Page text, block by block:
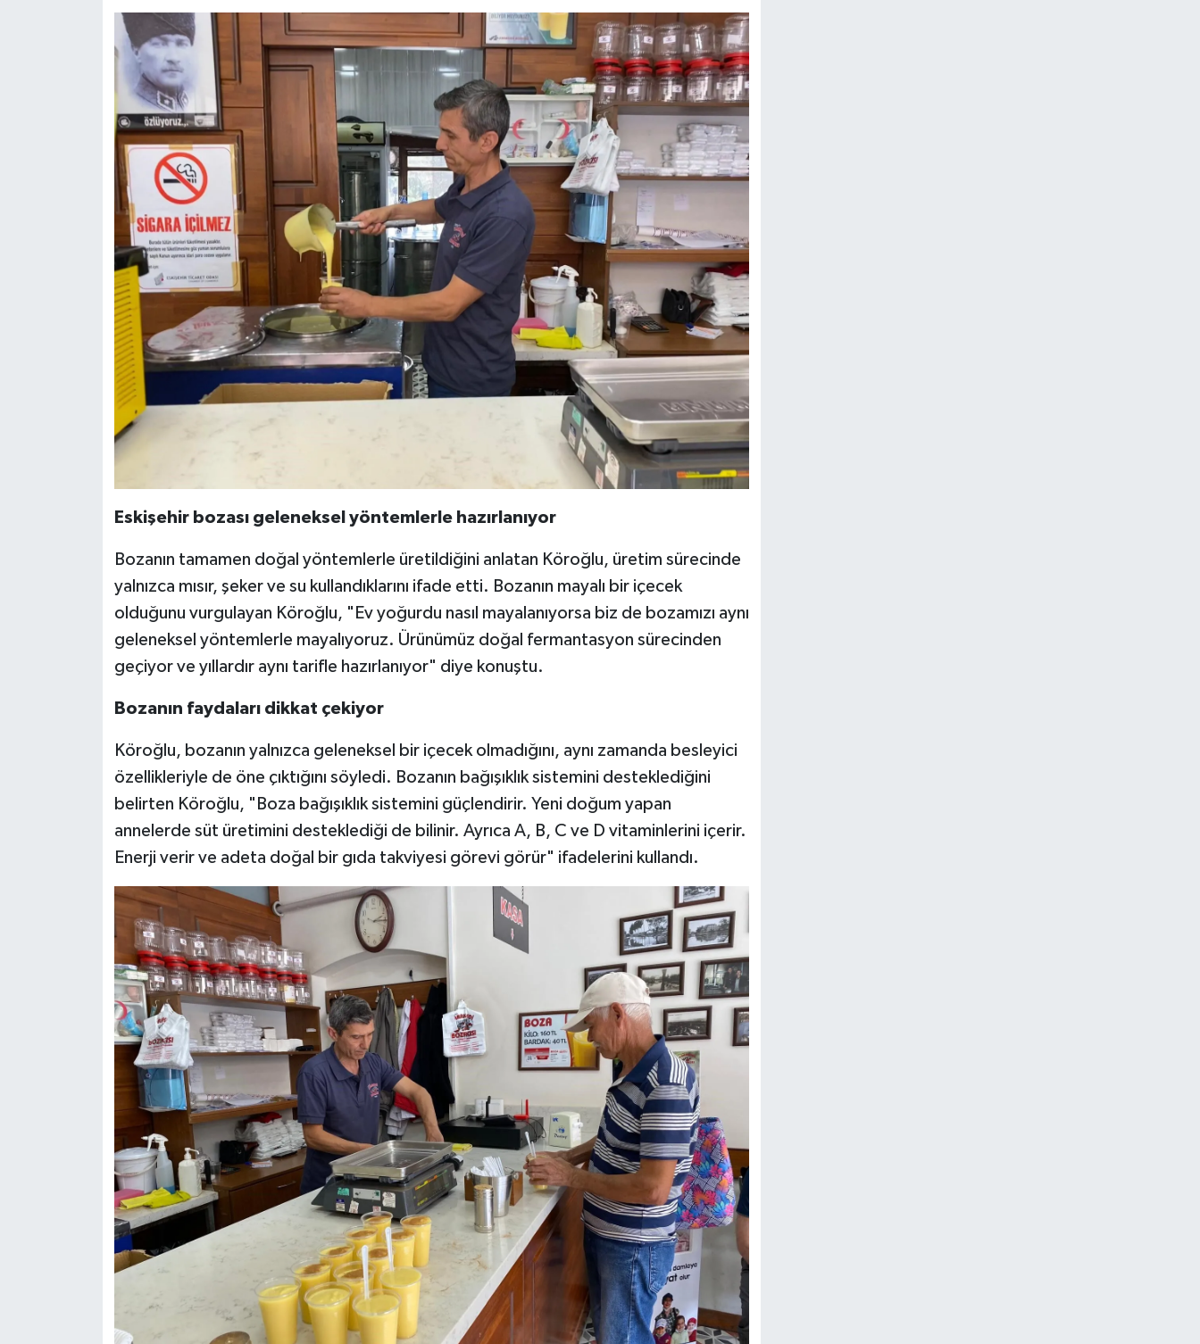
Eskişehir bozası geleneksel yöntemlerle hazırlanıyor
Bozanın tamamen doğal yöntemlerle üretildiğini anlatan Köroğlu, üretim sürecinde
yalnızca mısır, şeker ve su kullandıklarını ifade etti. Bozanın mayalı bir içecek
olduğunu vurgulayan Köroğlu, "Ev yoğurdu nasıl mayalanıyorsa biz de bozamızı aynı
geleneksel yöntemlerle mayalıyoruz. Ürünümüz doğal fermantasyon sürecinden
geçiyor ve yıllardır aynı tarifle hazırlanıyor" diye konuştu.
Bozanın faydaları dikkat çekiyor
Köroğlu, bozanın yalnızca geleneksel bir içecek olmadığını, aynı zamanda besleyici
özellikleriyle de öne çıktığını söyledi. Bozanın bağışıklık sistemini desteklediğini
belirten Köroğlu, "Boza bağışıklık sistemini güçlendirir. Yeni doğum yapan
annelerde süt üretimini desteklediği de bilinir. Ayrıca A, B, C ve D vitaminlerini içerir.
Enerji verir ve adeta doğal bir gıda takviyesi görevi görür" ifadelerini kullandı.